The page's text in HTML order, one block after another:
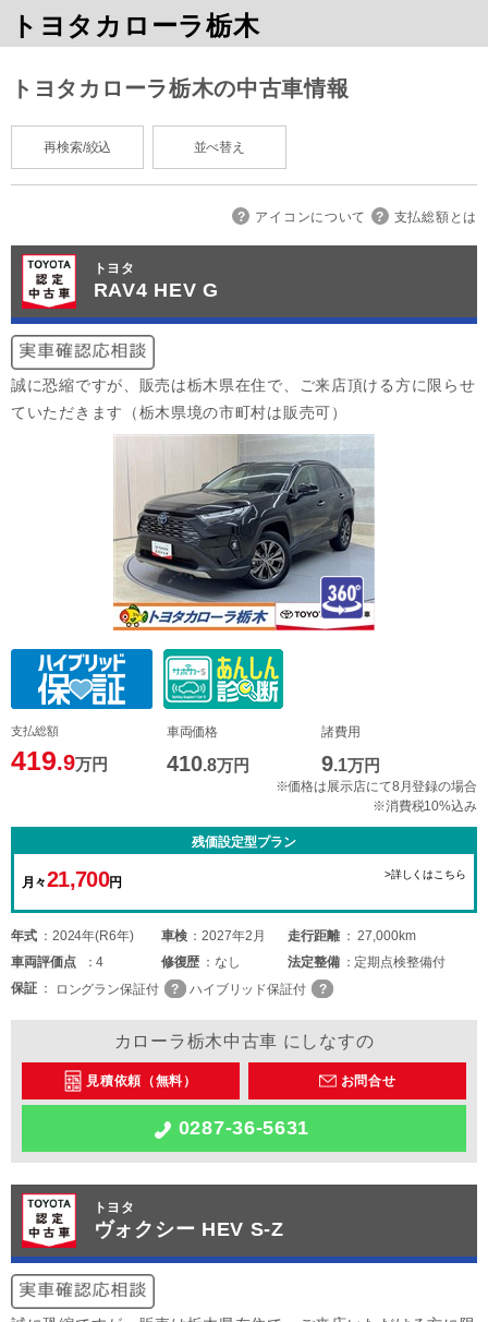
トヨタカローラ栃木
トヨタカローラ栃木の中古車情報
再検索/絞込 並べ替え
アイコンについて 支払総額とは
トヨタ
RAV4 HEV G
誠に恐縮ですが、販売は栃木県在住で、ご来店頂ける方に限らせ
ていただきます（栃木県境の市町村は販売可）
支払総額
419.9万円
車両価格
410.8万円
諸費用
9.1万円
※価格は展示店にて8月登録の場合
※消費税10%込み
残価設定型プラン
月々21,700円
>詳しくはこちら
年式 2024年(R6年) 車検 2027年2月 走行距離
27,000km
車両評価点 4 修復歴 なし 法定整備
定期点検整備付
保証
ロングラン保証付 ハイブリッド保証付
カローラ栃木中古車 にしなすの
見積依頼（無料） お問合せ
0287-36-5631
トヨタ
ヴォクシー HEV S-Z